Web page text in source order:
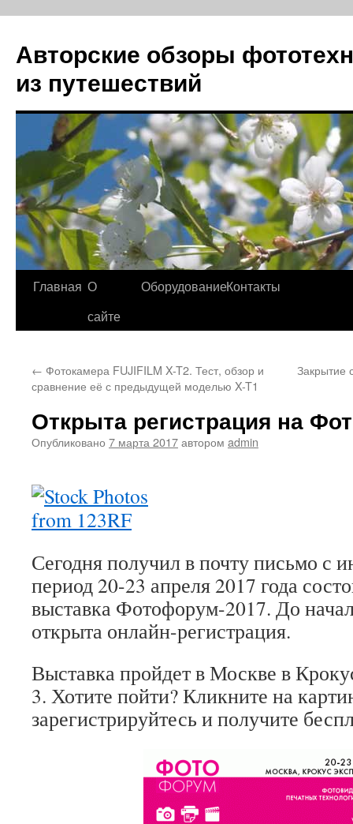
Авторские обзоры
из путешествий
Перейти
Главная О
сайте
ОборудованиеКонтакты
← Фотокамера FUJIFILM X-T2. Тест, обзор и
сравнение её с предыдущей моделью X-T1
Закрытие
Открыта регистрация на
Опубликовано 7 марта 2017автором admin
Сегодня получил в почту письмо с
период 20-23 апреля 2017 года
выставка Фотофорум-2017. До
открыта онлайн-регистрация.
Выставка пройдет в Москве в
3. Хотите пойти? Кликните на
зарегистрируйтесь и получите